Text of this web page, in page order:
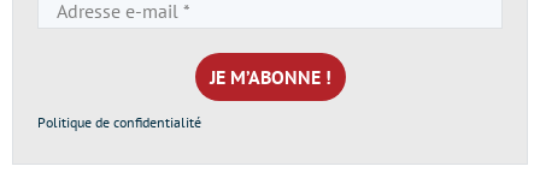
e-
mail
*
Politique de confidentialité